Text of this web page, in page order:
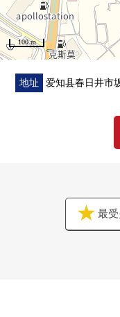
■在找想要的家方
房源的详细、需讨
100 m
地址 爱知县春日井市
最